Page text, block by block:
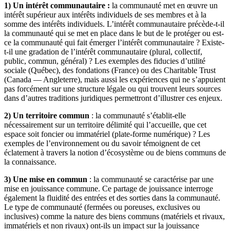
1) Un intérêt communautaire : la communauté met en œuvre un
intérêt supérieur aux intérêts individuels de ses membres et à la
somme des intérêts individuels. L’intérêt communautaire précède-t-il
la communauté qui se met en place dans le but de le protéger ou est-
ce la communauté qui fait émerger l’intérêt communautaire ? Existe-
t-il une gradation de l’intérêt communautaire (plural, collectif,
public, commun, général) ? Les exemples des fiducies d’utilité
sociale (Québec), des fondations (France) ou des Charitable Trust
(Canada — Angleterre), mais aussi les expériences qui ne s’appuient
pas forcément sur une structure légale ou qui trouvent leurs sources
dans d’autres traditions juridiques permettront d’illustrer ces enjeux.
2) Un territoire commun : la communauté s’établit-elle
nécessairement sur un territoire délimité qui l’accueille, que cet
espace soit foncier ou immatériel (plate-forme numérique) ? Les
exemples de l’environnement ou du savoir témoignent de cet
éclatement à travers la notion d’écosystème ou de biens communs de
la connaissance.
3) Une mise en commun : la communauté se caractérise par une
mise en jouissance commune. Ce partage de jouissance interroge
également la fluidité des entrées et des sorties dans la communauté.
Le type de communauté (fermées ou poreuses, exclusives ou
inclusives) comme la nature des biens communs (matériels et rivaux,
immatériels et non rivaux) ont-ils un impact sur la jouissance